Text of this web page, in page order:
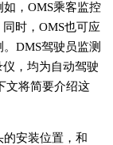
，OMS乘客监控
时，OMS也可应
DMS驾驶员监测
，均为自动驾驶
文将简要介绍这
安装位置，和